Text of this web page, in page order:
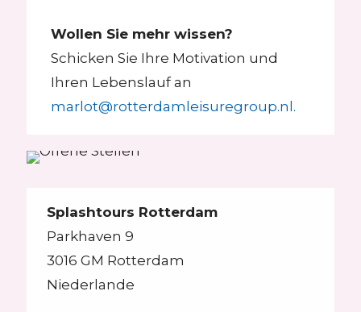
Wollen Sie mehr wissen?
Schicken Sie Ihre Motivation und
Ihren Lebenslauf an
marlot@rotterdamleisuregroup.nl.
Splashtours Rotterdam
Parkhaven 9
3016 GM Rotterdam
Niederlande